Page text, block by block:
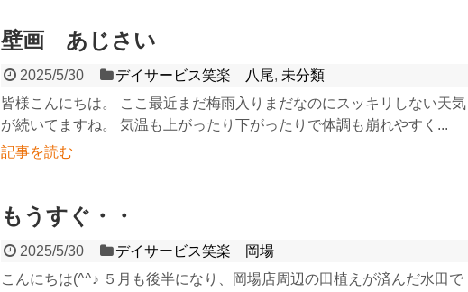
壁画 あじさい
2025/5/30 デイサービス笑楽 八尾, 未分類
皆様こんにちは。 ここ最近まだ梅雨入りまだなのにスッキリしない天気
が続いてますね。 気温も上がったり下がったりで体調も崩れやすく...
記事を読む
もうすぐ・・
2025/5/30
デイサービス笑楽 岡場
こんにちは(^^♪ ５月も後半になり、岡場店周辺の田植えが済んだ水田で